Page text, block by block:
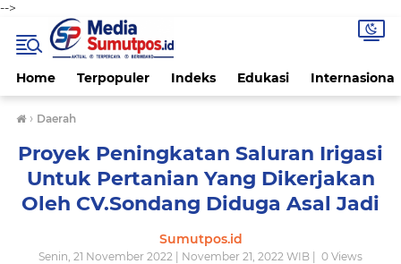
-->
Home Terpopuler Indeks Edukasi Internasional
› Daerah
Proyek Peningkatan Saluran Irigasi
Untuk Pertanian Yang Dikerjakan
Oleh CV.Sondang Diduga Asal Jadi
Sumutpos.id
Senin, 21 November 2022 | November 21, 2022 WIB | 0 Views